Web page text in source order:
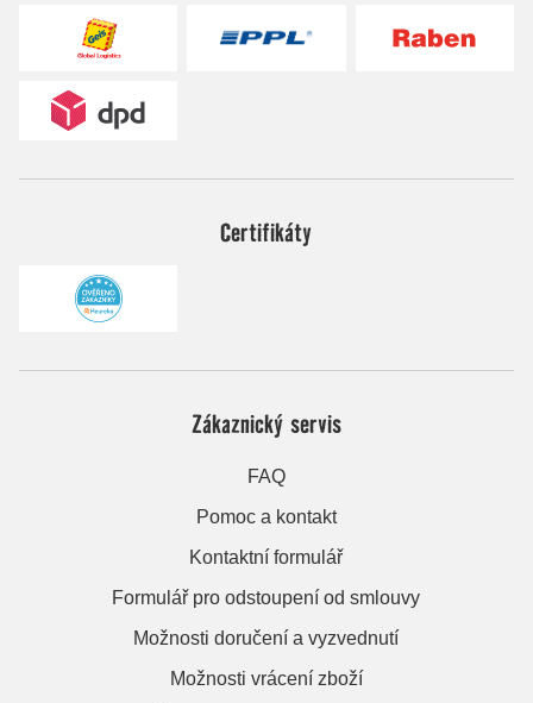
Certifikáty
Zákaznický servis
FAQ
Pomoc a kontakt
Kontaktní formulář
Formulář pro odstoupení od smlouvy
Možnosti doručení a vyzvednutí
Možnosti vrácení zboží